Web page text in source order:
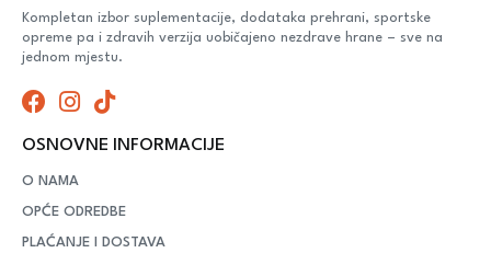
Kompletan izbor suplementacije, dodataka prehrani, sportske
opreme pa i zdravih verzija uobičajeno nezdrave hrane – sve na
jednom mjestu.
OSNOVNE INFORMACIJE
O NAMA
OPĆE ODREDBE
PLAĆANJE I DOSTAVA